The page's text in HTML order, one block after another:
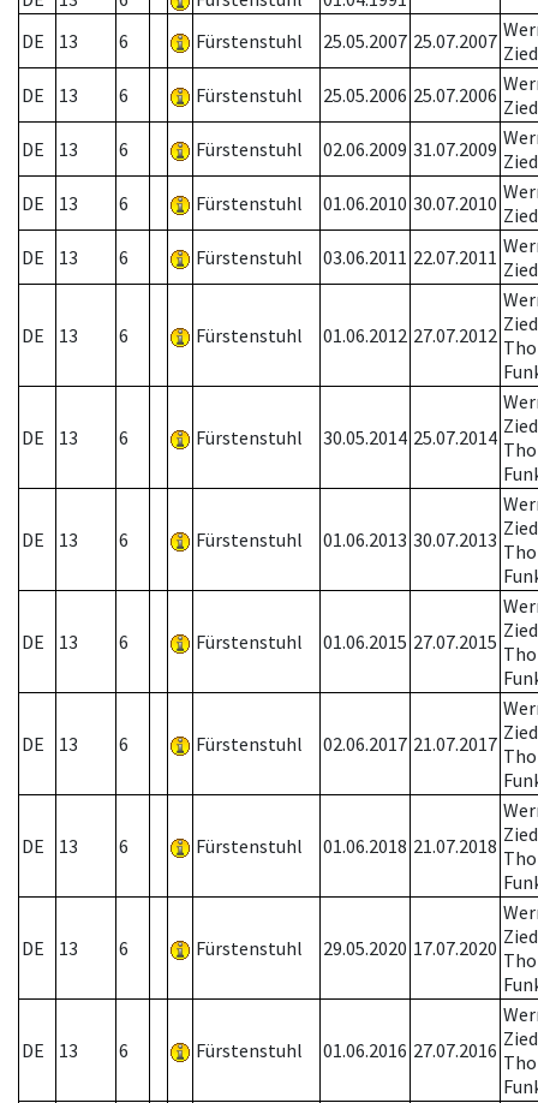
DE
13 6 Fürstenstuhl 25.05.2007 25.07.2007
DE
13 6 Fürstenstuhl 25.05.2006 25.07.2006
DE
13 6 Fürstenstuhl 02.06.2009 31.07.2009
DE
13 6 Fürstenstuhl 01.06.2010 30.07.2010
DE
13 6 Fürstenstuhl 03.06.2011 22.07.2011
DE 13 6 Fürstenstuhl 01.06.2012 27.07.2012
DE 13 6 Fürstenstuhl 30.05.2014 25.07.2014
DE 13 6 Fürstenstuhl 01.06.2013 30.07.2013
DE 13 6 Fürstenstuhl 01.06.2015 27.07.2015
DE 13 6 Fürstenstuhl 02.06.2017 21.07.2017
DE 13 6 Fürstenstuhl 01.06.2018 21.07.2018
DE 13 6 Fürstenstuhl 29.05.2020 17.07.2020
DE 13 6 Fürstenstuhl 01.06.2016 27.07.2016